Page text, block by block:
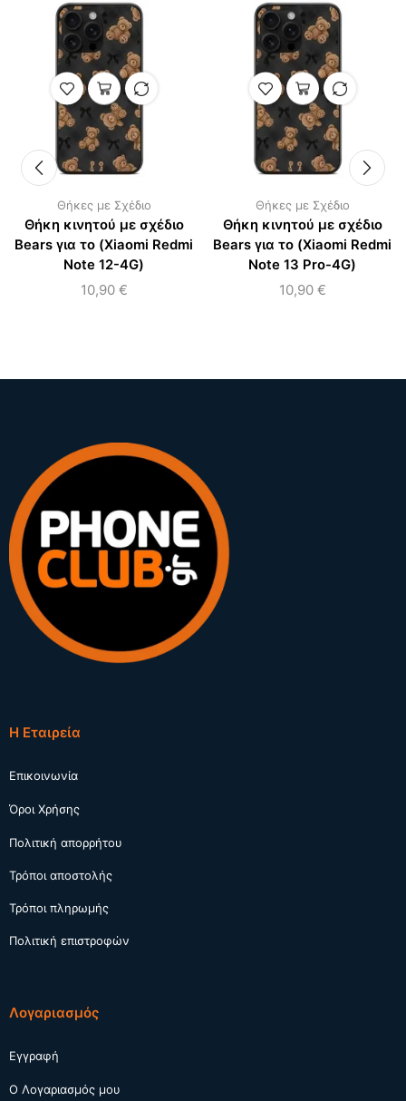
Θήκες με Σχέδιο
Θήκη κινητού με σχέδιο
Bears για το (Xiaomi Redmi
Note 12-4G)
10,90 €
Θήκες με Σχέδιο
Θήκη κινητού με σχέδιο
Bears για το (Xiaomi Redmi
Note 13 Pro-4G)
10,90 €
Η Εταιρεία
Επικοινωνία
Όροι Χρήσης
Πολιτική απορρήτου
Τρόποι αποστολής
Τρόποι πληρωμής
Πολιτική επιστροφών
Λογαριασμός
Εγγραφή
Ο Λογαριασμός μου